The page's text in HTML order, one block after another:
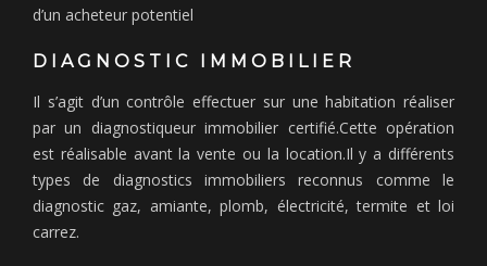
d’un acheteur potentiel
DIAGNOSTIC IMMOBILIER
Il s’agit d’un contrôle effectuer sur une habitation réaliser
par un diagnostiqueur immobilier certifié.Cette opération
est réalisable avant la vente ou la location.Il y a différents
types de diagnostics immobiliers reconnus comme le
diagnostic gaz, amiante, plomb, électricité, termite et loi
carrez.